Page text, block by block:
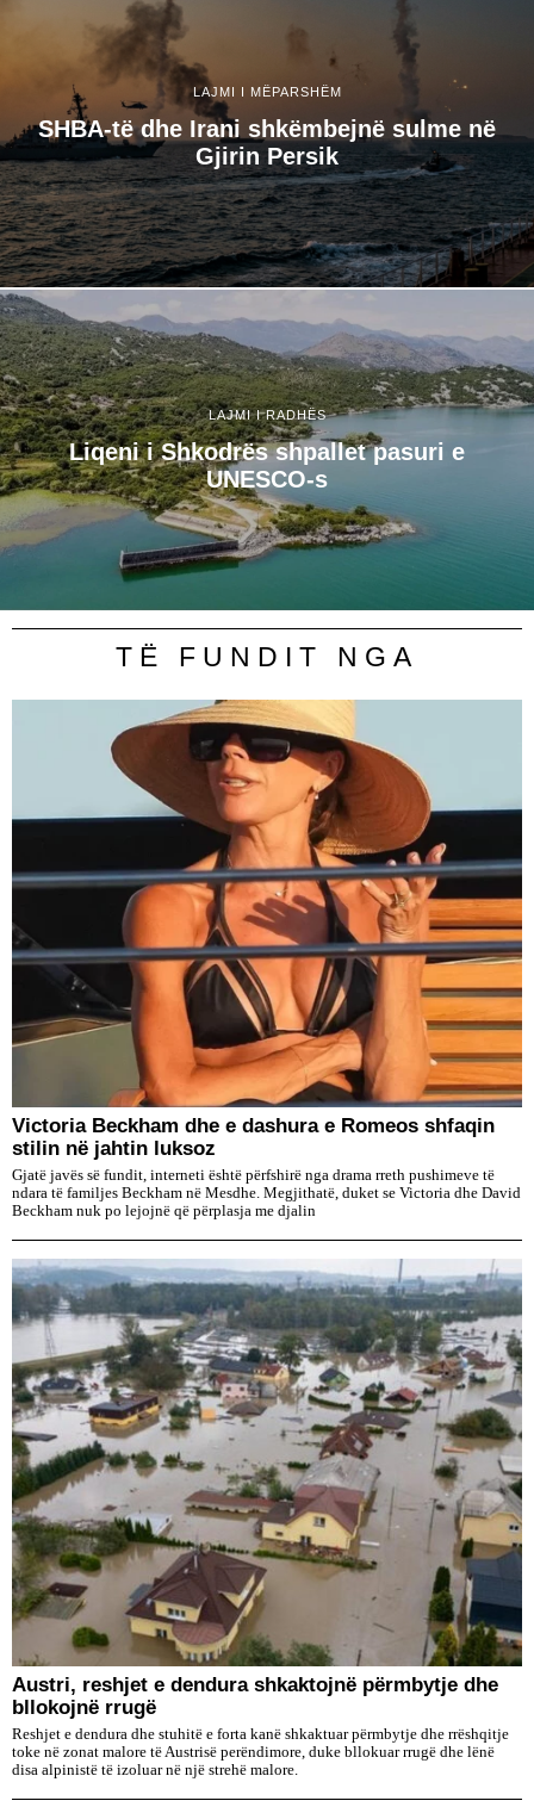
LAJMI I MËPARSHËM
SHBA-të dhe Irani shkëmbejnë sulme në
Gjirin Persik
LAJMI I RADHËS
Liqeni i Shkodrës shpallet pasuri e
UNESCO-s
TË FUNDIT NGA
Victoria Beckham dhe e dashura e Romeos shfaqin
stilin në jahtin luksoz
Gjatë javës së fundit, interneti është përfshirë nga drama rreth pushimeve të
ndara të familjes Beckham në Mesdhe. Megjithatë, duket se Victoria dhe David
Beckham nuk po lejojnë që përplasja me djalin
Austri, reshjet e dendura shkaktojnë përmbytje dhe
bllokojnë rrugë
Reshjet e dendura dhe stuhitë e forta kanë shkaktuar përmbytje dhe rrëshqitje
toke në zonat malore të Austrisë perëndimore, duke bllokuar rrugë dhe lënë
disa alpinistë të izoluar në një strehë malore.